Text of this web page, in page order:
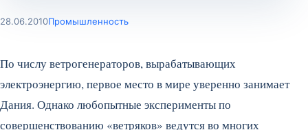
28.06.2010Промышленность
По числу ветрогенераторов, вырабатывающих
электроэнергию, первое место в мире уверенно занимает
Дания. Однако любопытные эксперименты по
совершенствованию «ветряков» ведутся во многих